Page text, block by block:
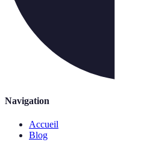
Navigation
Accueil
Blog